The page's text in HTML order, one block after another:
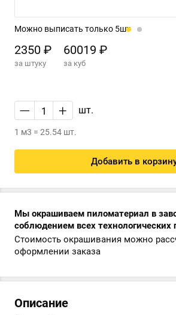
Можно выписать только 5шт
2350 ₽ 60019 ₽
за штуку
за куб
— + шт.
1 м3 = 25.54 шт.
Добавить в
Мы окрашиваем пиломатериал в
соблюдением всех технологических
Стоимость окрашивания можно
оформлении заказа
Описание